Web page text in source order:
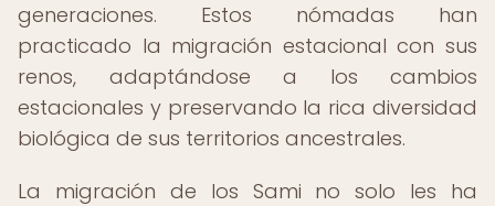
generaciones. Estos nómadas han
practicado la migración estacional con sus
renos, adaptándose a los cambios
estacionales y preservando la rica diversidad
biológica de sus territorios ancestrales.
La migración de los Sami no solo les ha